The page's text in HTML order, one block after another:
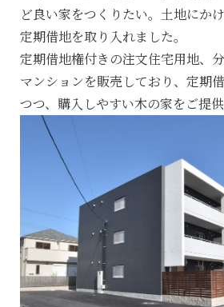
ど良い家をつくりたい。土地にか
定期借地を取り入れました。
定期借地権付きの注文住宅用地、
マンションを販売しており、定期
つつ、購入しやすい木の家をご提供